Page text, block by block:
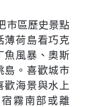
市區歷史景點
薄荷島看巧克
魚風暴、奧斯
島。喜歡城市
歡海景與水上
霧南部或離